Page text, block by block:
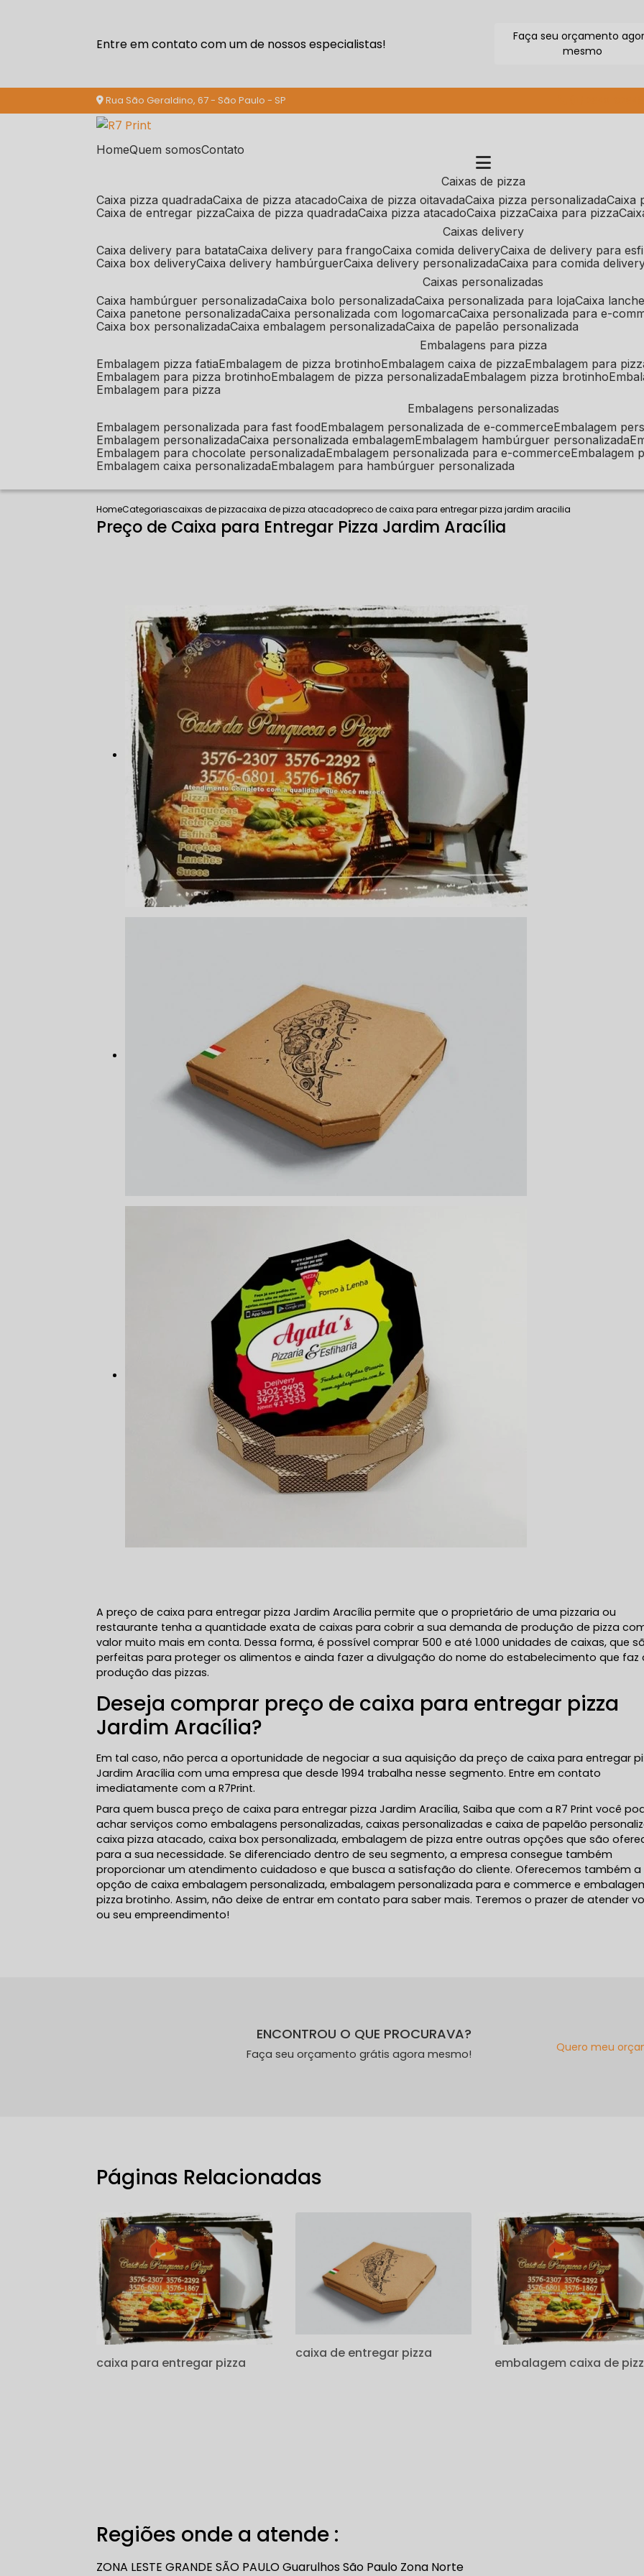
Entre em contato com um de nossos especialistas!
Faça seu orçamento
mesmo
Rua São Geraldino, 67 - São Paulo - SP
Home Quem somos Contato
caixas de pizza
caixa pizza quadrada caixa de pizza atacado caixa de pizza oitavada caixa pizza personalizada
caixa de entregar pizza caixa de pizza quadrada caixa pizza atacado caixa pizza caixa para pizza
caixas delivery
caixa delivery para batata caixa delivery para frango caixa comida delivery caixa de delivery para
caixa box delivery caixa delivery hambúrguer caixa delivery personalizada caixa para comida
caixas personalizadas
caixa hambúrguer personalizada caixa bolo personalizada caixa personalizada para loja caixa
caixa panetone personalizada caixa personalizada com logomarca caixa personalizada para e-
caixa box personalizada caixa embalagem personalizada caixa de papelão personalizada
embalagens para pizza
embalagem pizza fatia embalagem de pizza brotinho embalagem caixa de pizza embalagem para
embalagem para pizza brotinho embalagem de pizza personalizada embalagem pizza brotinho
embalagem para pizza
embalagens personalizadas
embalagem personalizada para fast food embalagem personalizada de e-commerce embalagem
embalagem personalizada caixa personalizada embalagem embalagem hambúrguer personalizada
embalagem para chocolate personalizada embalagem personalizada para e-commerce embalagem
embalagem caixa personalizada embalagem para hambúrguer personalizada
HomeCategoriascaixas de pizzacaixa de pizza atacadopreco de caixa para entregar pizza jardim aracilia
Preço de Caixa para Entregar Pizza Jardim Aracília
A preço de caixa para entregar pizza Jardim Aracília permite que o proprietário de uma pizzaria ou
restaurante tenha a quantidade exata de caixas para cobrir a sua demanda de produção de pizza
valor muito mais em conta. Dessa forma, é possível comprar 500 e até 1.000 unidades de caixas, que
perfeitas para proteger os alimentos e ainda fazer a divulgação do nome do estabelecimento que faz
produção das pizzas.
Deseja comprar preço de caixa para entregar pizza
Jardim Aracília?
Em tal caso, não perca a oportunidade de negociar a sua aquisição da preço de caixa para entregar
Jardim Aracília com uma empresa que desde 1994 trabalha nesse segmento. Entre em contato
imediatamente com a R7Print.
Para quem busca preço de caixa para entregar pizza Jardim Aracília, Saiba que com a R7 Print você
achar serviços como embalagens personalizadas, caixas personalizadas e caixa de papelão
caixa pizza atacado, caixa box personalizada, embalagem de pizza entre outras opções que são
para a sua necessidade. Se diferenciado dentro de seu segmento, a empresa consegue também
proporcionar um atendimento cuidadoso e que busca a satisfação do cliente. Oferecemos também a
opção de caixa embalagem personalizada, embalagem personalizada para e commerce e
pizza brotinho. Assim, não deixe de entrar em contato para saber mais. Teremos o prazer de atender
ou seu empreendimento!
ENCONTROU O QUE PROCURAVA?
Faça seu orçamento grátis agora mesmo!
Quero meu
Páginas Relacionadas
caixa para entregar pizza
caixa de entregar pizza
embalagem caixa de
Regiões onde a atende :
ZONA LESTE GRANDE SÃO PAULOGuarulhos São Paulo Zona Norte